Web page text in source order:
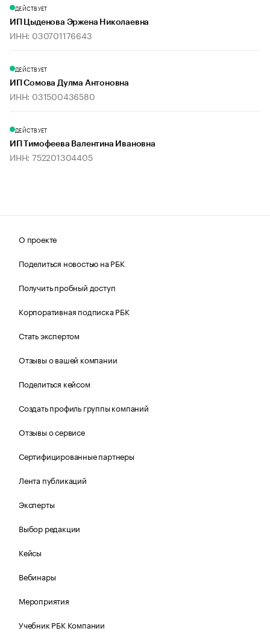
ДЕЙСТВУЕТ
ИП Цыденова Эржена Николаевна
ИНН: 030701176643
ДЕЙСТВУЕТ
ИП Сомова Дулма Антоновна
ИНН: 031500436580
ДЕЙСТВУЕТ
ИП Тимофеева Валентина Ивановна
ИНН: 752201304405
О проекте
Поделиться новостью на РБК
Получить пробный доступ
Корпоративная подписка РБК
Стать экспертом
Отзывы о вашей компании
Поделиться кейсом
Создать профиль группы компаний
Отзывы о сервисе
Сертифицированные партнеры
Лента публикаций
Эксперты
Выбор редакции
Кейсы
Вебинары
Мероприятия
Учебник РБК Компании